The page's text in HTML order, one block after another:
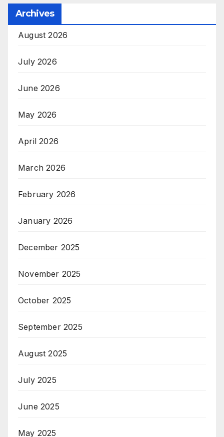
Archives
August 2026
July 2026
June 2026
May 2026
April 2026
March 2026
February 2026
January 2026
December 2025
November 2025
October 2025
September 2025
August 2025
July 2025
June 2025
May 2025